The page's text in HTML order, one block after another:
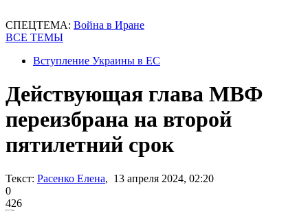
СПЕЦТЕМА: Война в Иране
ВСЕ ТЕМЫ
Вступление Украины в ЕС
Действующая глава МВФ
переизбрана на второй
пятилетний срок
Текст: Расенко Елена, 13 апреля 2024, 02:20
0
426